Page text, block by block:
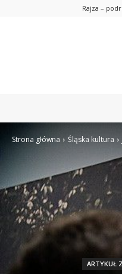
Rajza –
Strona główna Śląska kultura
ARTYKUŁ